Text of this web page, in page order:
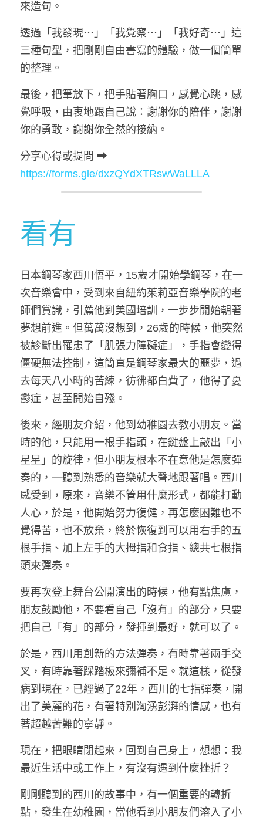
來造句。
透過「我發現⋯」「我覺察⋯」「我好奇⋯」這
三種句型，把剛剛自由書寫的體驗，做一個簡單
的整理。
最後，把筆放下，把手貼著胸口，感覺心跳，感
覺呼吸，由衷地跟自己說：謝謝你的陪伴，謝謝
你的勇敢，謝謝你全然的接納。
https://forms.gle/dxzQYdXTRswWaLLLA
看有
日本鋼琴家西川悟平，15歲才開始學鋼琴，在一
次音樂會中，受到來自紐約茱莉亞音樂學院的老
師們賞識，引薦他到美國培訓，一步步開始朝著
夢想前進。但萬萬沒想到，26歲的時候，他突然
被診斷出罹患了「肌張力障礙症」，手指會變得
僵硬無法控制，這簡直是鋼琴家最大的噩夢，過
去每天八小時的苦練，彷彿都白費了，他得了憂
鬱症，甚至開始自殘。
後來，經朋友介紹，他到幼稚園去教小朋友。當
時的他，只能用一根手指頭，在鍵盤上敲出「小
星星」的旋律，但小朋友根本不在意他是怎麼彈
奏的，一聽到熟悉的音樂就大聲地跟著唱。西川
感受到，原來，音樂不管用什麼形式，都能打動
人心，於是，他開始努力復健，再怎麼困難也不
覺得苦，也不放棄，終於恢復到可以用右手的五
根手指、加上左手的大拇指和食指、總共七根指
頭來彈奏。
要再次登上舞台公開演出的時候，他有點焦慮，
朋友鼓勵他，不要看自己「沒有」的部分，只要
把自己「有」的部分，發揮到最好，就可以了。
於是，西川用創新的方法彈奏，有時靠著兩手交
叉，有時靠著踩踏板來彌補不足。就這樣，從發
病到現在，已經過了22年，西川的七指彈奏，開
出了美麗的花，有著特別洶湧彭湃的情感，也有
著超越苦難的寧靜。
現在，把眼睛閉起來，回到自己身上，想想：我
最近生活中或工作上，有沒有遇到什麼挫折？
剛剛聽到的西川的故事中，有一個重要的轉折
點，發生在幼稚園，當他看到小朋友們溶入了小